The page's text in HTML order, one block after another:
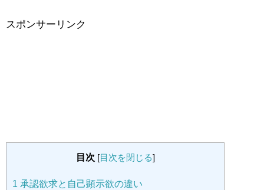
スポンサーリンク
目次 [目次を閉じる]
1 承認欲求と自己顕示欲の違い